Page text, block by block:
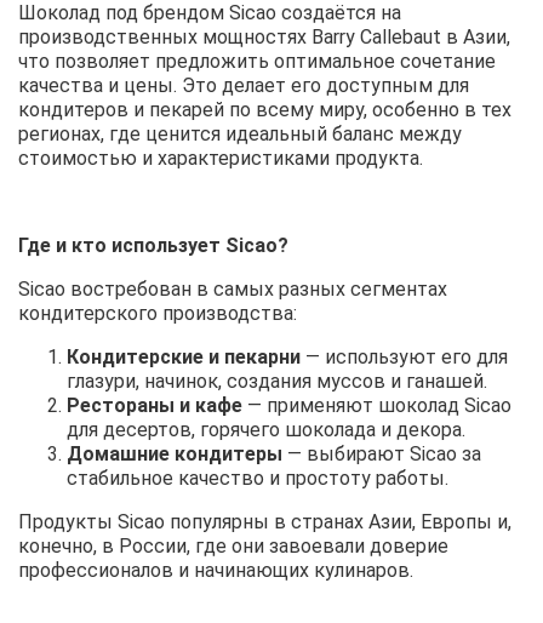
Шоколад под брендом Sicao создаётся на
производственных мощностях Barry Callebaut в Азии,
что позволяет предложить оптимальное сочетание
качества и цены. Это делает его доступным для
кондитеров и пекарей по всему миру, особенно в тех
регионах, где ценится идеальный баланс между
стоимостью и характеристиками продукта.
Где и кто использует Sicao?
Sicao востребован в самых разных сегментах
кондитерского производства:
Кондитерские и пекарни — используют его для
глазури, начинок, создания муссов и ганашей.
Рестораны и кафе — применяют шоколад Sicao
для десертов, горячего шоколада и декора.
Домашние кондитеры — выбирают Sicao за
стабильное качество и простоту работы.
Продукты Sicao популярны в странах Азии, Европы и,
конечно, в России, где они завоевали доверие
профессионалов и начинающих кулинаров.